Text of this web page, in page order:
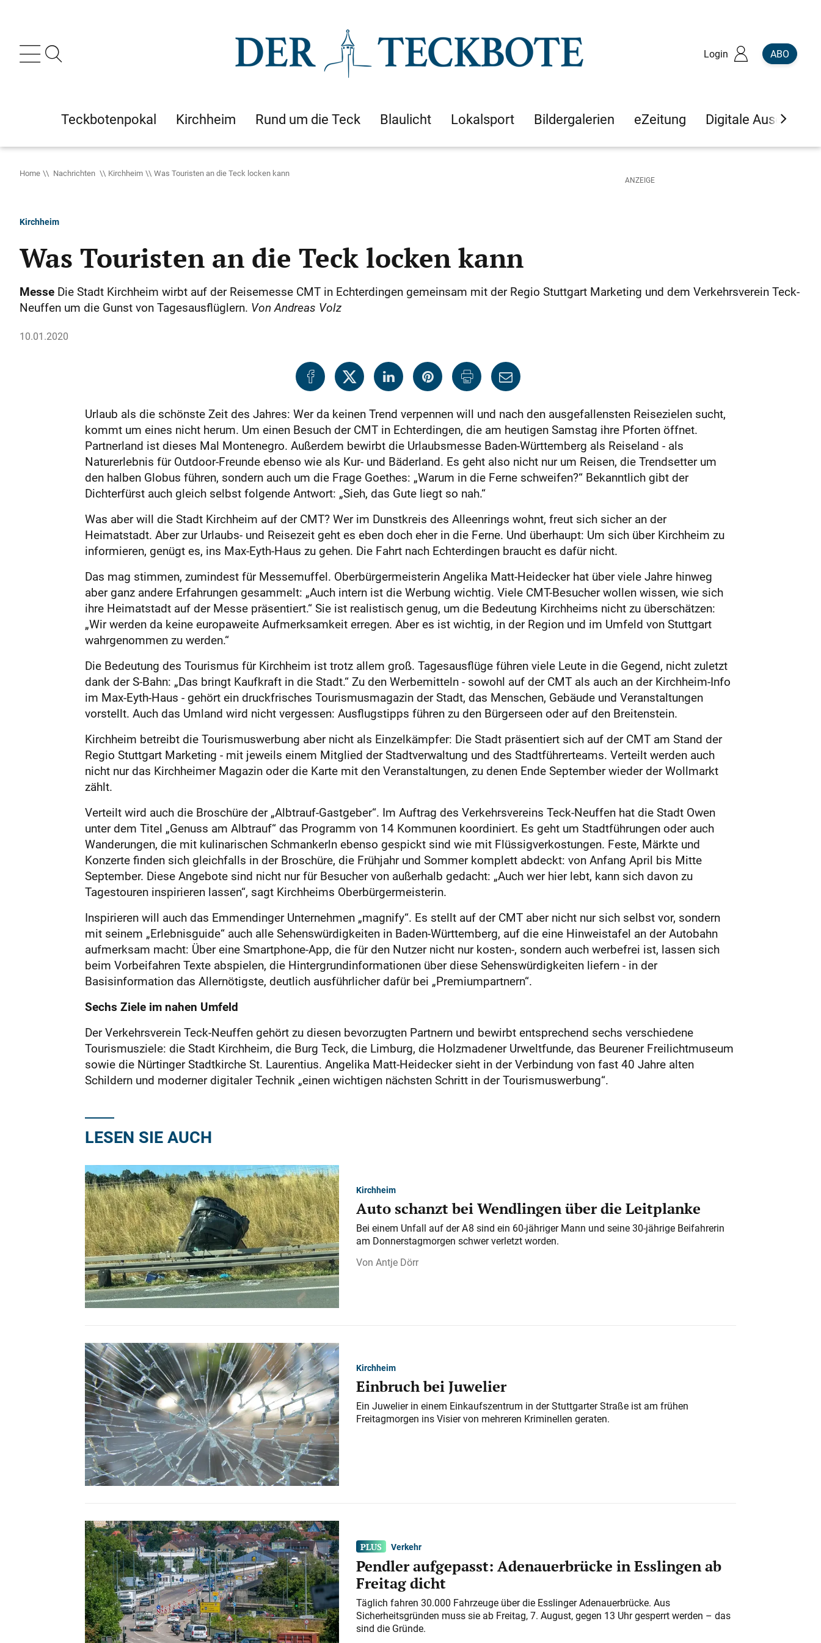
Login ABO
Teckbotenpokal Kirchheim Rund um die Teck Blaulicht Lokalsport Bildergalerien eZeitung Digitale Ausgaben
Home Nachrichten Kirchheim Was Touristen an die Teck locken kann
Kirchheim
Was Touristen an die Teck locken kann
Messe Die Stadt Kirchheim wirbt auf der Reisemesse CMT in Echterdingen gemeinsam mit der Regio Stuttgart Marketing und dem Verkehrsverein Teck-
Neuffen um die Gunst von Tagesausflüglern. Von Andreas Volz
10.01.2020
Urlaub als die schönste Zeit des Jahres: Wer da keinen Trend verpennen will und nach den ausgefallensten Reisezielen sucht,
kommt um eines nicht herum. Um einen Besuch der CMT in Echterdingen, die am heutigen Samstag ihre Pforten öffnet.
Partnerland ist dieses Mal Montenegro. Außerdem bewirbt die Urlaubsmesse Baden-Württemberg als Reiseland - als
Naturerlebnis für Outdoor-Freunde ebenso wie als Kur- und Bäderland. Es geht also nicht nur um Reisen, die Trendsetter um
den halben Globus führen, sondern auch um die Frage Goethes: „Warum in die Ferne schweifen?“ Bekanntlich gibt der
Dichterfürst auch gleich selbst folgende Antwort: „Sieh, das Gute liegt so nah.“
Was aber will die Stadt Kirchheim auf der CMT? Wer im Dunstkreis des Alleenrings wohnt, freut sich sicher an der
Heimatstadt. Aber zur Urlaubs- und Reisezeit geht es eben doch eher in die Ferne. Und überhaupt: Um sich über Kirchheim zu
informieren, genügt es, ins Max-Eyth-Haus zu gehen. Die Fahrt nach Echterdingen braucht es dafür nicht.
Das mag stimmen, zumindest für Messemuffel. Oberbürgermeis­terin Angelika Matt-Heidecker hat über viele Jahre hinweg
aber ganz andere Erfahrungen gesammelt: „Auch intern ist die Werbung wichtig. Viele CMT-Besucher wollen wissen, wie sich
ihre Heimatstadt auf der Messe präsentiert.“ Sie ist realistisch genug, um die Bedeutung Kirchheims nicht zu überschätzen:
„Wir werden da keine europaweite Aufmerksamkeit erregen. Aber es ist wichtig, in der Region und im Umfeld von Stuttgart
wahrgenommen zu werden.“
Die Bedeutung des Tourismus für Kirchheim ist trotz allem groß. Tagesausflüge führen viele Leute in die Gegend, nicht zuletzt
dank der S-Bahn: „Das bringt Kaufkraft in die Stadt.“ Zu den Werbemitteln - sowohl auf der CMT als auch an der Kirchheim-Info
im Max-Eyth-Haus - gehört ein druckfrisches Tourismusmagazin der Stadt, das Menschen, Gebäude und Veranstaltungen
vorstellt. Auch das Umland wird nicht vergessen: Ausflugstipps führen zu den Bürgerseen oder auf den Breitenstein.
Kirchheim betreibt die Tourismuswerbung aber nicht als Einzelkämpfer: Die Stadt präsentiert sich auf der CMT am Stand der
Regio Stuttgart Marketing - mit jeweils einem Mitglied der Stadtverwaltung und des Stadtführerteams. Verteilt werden auch
nicht nur das Kirchheimer Magazin oder die Karte mit den Veranstaltungen, zu denen Ende September wieder der Wollmarkt
zählt.
Verteilt wird auch die Broschüre der „Albtrauf-Gastgeber“. Im Auftrag des Verkehrsvereins Teck-Neuffen hat die Stadt Owen
unter dem Titel „Genuss am Albtrauf“ das Programm von 14 Kommunen koordiniert. Es geht um Stadtführungen oder auch
Wanderungen, die mit kulinarischen Schmankerln ebenso gespickt sind wie mit Flüssigverkostungen. Feste, Märkte und
Konzerte finden sich gleichfalls in der Broschüre, die Frühjahr und Sommer komplett abdeckt: von Anfang April bis Mitte
September. Diese Angebote sind nicht nur für Besucher von außerhalb gedacht: „Auch wer hier lebt, kann sich davon zu
Tagestouren inspirieren lassen“, sagt Kirchheims Oberbürgermeisterin.
Inspirieren will auch das Emmendinger Unternehmen „mag­nify“. Es stellt auf der CMT aber nicht nur sich selbst vor, sondern
mit seinem „Erlebnisguide“ auch alle Sehenswürdigkeiten in Baden-Württemberg, auf die eine Hinweistafel an der Autobahn
aufmerksam macht: Über eine Smartphone-App, die für den Nutzer nicht nur kosten-, sondern auch werbefrei ist, lassen sich
beim Vorbeifahren Texte abspielen, die Hintergrundinformationen über diese Sehenswürdigkeiten liefern - in der
Basisinformation das Allernötigste, deutlich ausführlicher dafür bei „Premiumpartnern“.
Sechs Ziele im nahen Umfeld
Der Verkehrsverein Teck-Neuffen gehört zu diesen bevorzugten Partnern und bewirbt entsprechend sechs verschiedene
Tourismusziele: die Stadt Kirchheim, die Burg Teck, die Limburg, die Holzmadener Urweltfunde, das Beurener Freilichtmuseum
sowie die Nürtinger Stadtkirche St. Laurentius. Angelika Matt-Heidecker sieht in der Verbindung von fast 40 Jahre alten
Schildern und moderner digitaler Technik „einen wichtigen nächsten Schritt in der Tourismuswerbung“.
LESEN SIE AUCH
Kirchheim
Auto schanzt bei Wendlingen über die Leitplanke
Bei einem Unfall auf der A 8 sind ein 60-jähriger Mann und seine 30-jährige Beifahrerin
am Donnerstagmorgen schwer verletzt worden.
Antje Dörr
Kirchheim
Einbruch bei Juwelier
Ein Juwelier in einem Einkaufszentrum in der Stuttgarter Straße ist am frühen
Freitagmorgen ins Visier von mehreren Kriminellen geraten.
Verkehr
Pendler aufgepasst: Adenauerbrücke in Esslingen ab
Freitag dicht
Täglich fahren 30.000 Fahrzeuge über die Esslinger Adenauerbrücke. Aus
Sicherheitsgründen muss sie ab Freitag, 7. August, gegen 13 Uhr gesperrt werden – das
sind die Gründe.